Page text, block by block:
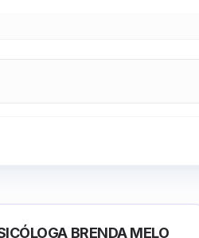
BRENDA MELO